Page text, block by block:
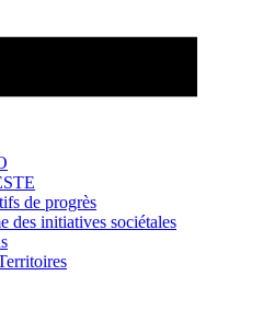
de progrès
des initiatives sociétales